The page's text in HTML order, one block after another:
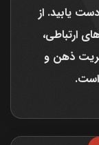
یابید. از
ارتباطی،
ذهن و